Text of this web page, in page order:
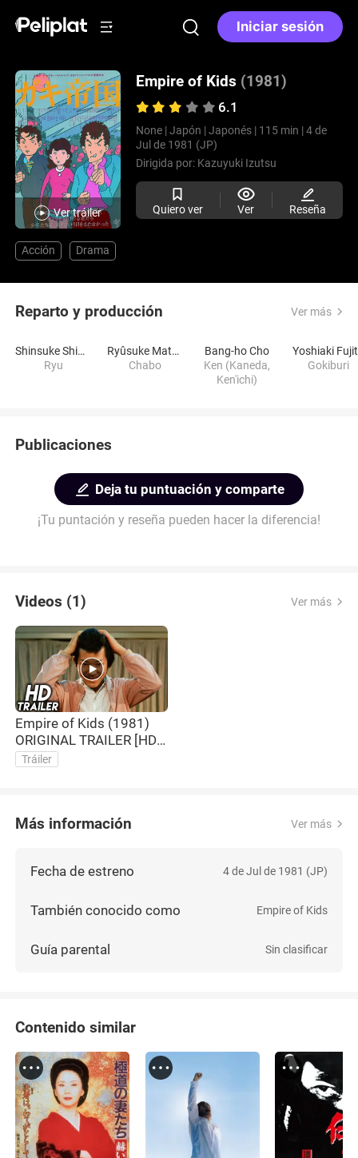
Iniciar sesión
Ver tráiler
Empire of Kids (1981)
6.1
None | Japón | Japonés | 115 min | 4 de
Jul de 1981 (JP)
Dirigida por: Kazuyuki Izutsu
Quiero ver Ver Reseña
Acción Drama
Reparto y producción Ver más
Shinsuke Shimada
Ryu
Ryûsuke Matsumoto
Chabo
Bang-ho Cho
Ken (Kaneda,
Ken'ichi)
Yoshiaki
Gokiburi
Publicaciones
Deja tu puntuación y comparte
¡Tu puntación y reseña pueden hacer la diferencia!
Videos (1) Ver más
Empire of Kids (1981)
ORIGINAL TRAILER [HD
1080p]
Tráiler
Más información Ver más
Fecha de estreno 4 de Jul de 1981 (JP)
También conocido como Empire of Kids
Guía parental Sin clasificar
Contenido similar